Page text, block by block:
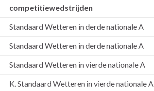
competitiewedstrijden
Standaard Wetteren in derde nationale A
Standaard Wetteren in derde nationale A
Standaard Wetteren in vierde nationale A
K. Standaard Wetteren in vierde nationale A